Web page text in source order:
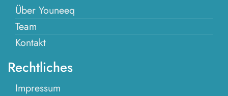
Über Youneeq
Team
Kontakt
Rechtliches
Impressum